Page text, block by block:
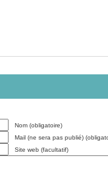
Nom (obligatoire)
Mail (ne sera pas publié)
Site web (facultatif)